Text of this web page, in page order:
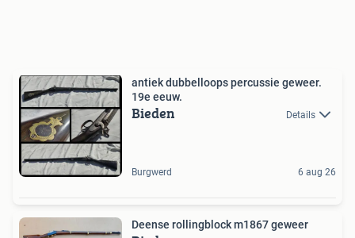
antiek dubbelloops percussie geweer.
19e eeuw.
Bieden Details
Burgwerd 6 aug 26
Deense rollingblock m1867 geweer